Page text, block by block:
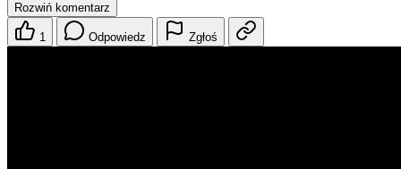
Rozwiń komentarz
1 Odpowiedz Zgłoś